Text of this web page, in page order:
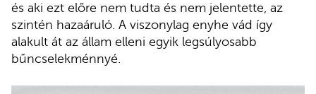
és aki ezt előre nem tudta és nem jelentette, az
szintén hazaáruló. A viszonylag enyhe vád így
alakult át az állam elleni egyik legsúlyosabb
bűncselekménnyé.